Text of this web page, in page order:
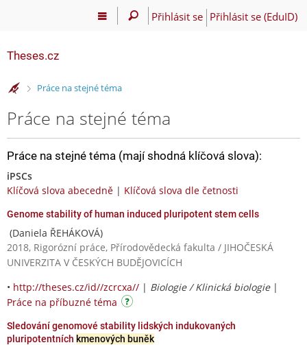
Přihlásit se Přihlásit se (EduID)
Theses.cz
>Práce na stejné téma
Práce na stejné téma
Práce na stejné téma (mají shodná klíčová slova):
iPSCs
Klíčová slova abecedně | Klíčová slova dle četnosti
Genome stability of human induced pluripotent stem cells
(Daniela ŘEHÁKOVÁ)
2018, Rigorózní práce, Přírodovědecká fakulta / JIHOČESKÁ
UNIVERZITA V ČESKÝCH BUDĚJOVICÍCH
• http://theses.cz/id//zcrcxa// | Biologie / Klinická biologie|
Práce na příbuzné téma
Sledování genomové stability lidských indukovaných
pluripotentních kmenových buněk